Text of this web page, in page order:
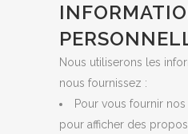
Nous utiliserons les
nous fournissez :
Pour vous fournir
pour afficher des